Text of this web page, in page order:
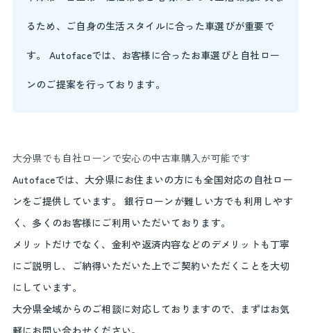
るため、ご自身の生活スタイルに合った車選びが重要で
す。 Autofaceでは、お客様に合ったお車選びと自社ロー
ンのご提案を行っております。
大分県でも自社ローンで安心の中古車購入が可能です
Autofaceでは、大分県にお住まいの方にも全国対応の自社ロー
ンをご提供しています。 銀行ローンが難しい方でも利用しやす
く、多くのお客様にご利用いただいております。
メリットだけでなく、金利や返済内容などのデメリットも丁寧
にご説明し、ご納得いただいた上でご契約いただくことを大切
にしています。
大分県全域からのご相談に対応しておりますので、まずはお気